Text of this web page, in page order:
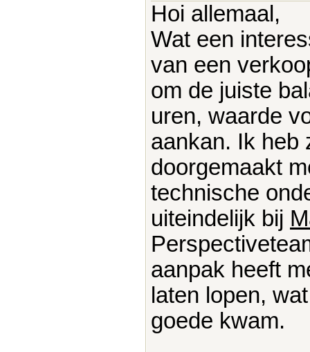
Hoi allemaal,
Wat een
van een
om de juiste
uren, waarde
aankan. Ik heb
doorgemaakt
technische
uiteindelijk bij
aanpak heeft
laten lopen,
goede kwam.